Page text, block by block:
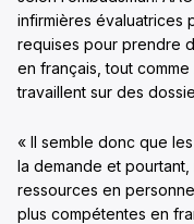
infirmières évaluatrices
requises pour prendre
en français, tout
travaillent sur des
« Il semble donc que
la demande et pourtant,
ressources en
plus compétentes en